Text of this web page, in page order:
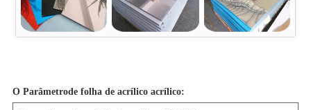
O Parâmetrode folha de acrílico acrílico: